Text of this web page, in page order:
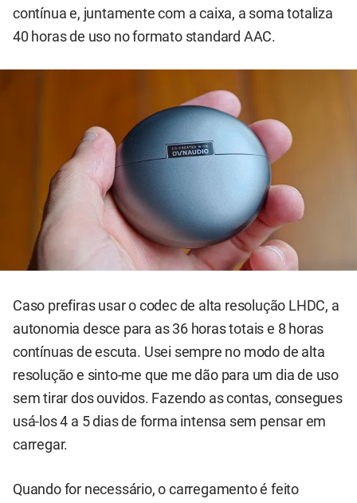
contínua e, juntamente com a caixa, a soma totaliza
40 horas de uso no formato standard AAC.
Caso prefiras usar o codec de alta resolução LHDC, a
autonomia desce para as 36 horas totais e 8 horas
contínuas de escuta. Usei sempre no modo de alta
resolução e sinto-me que me dão para um dia de uso
sem tirar dos ouvidos. Fazendo as contas, consegues
usá-los 4 a 5 dias de forma intensa sem pensar em
carregar.
Quando for necessário, o carregamento é feito